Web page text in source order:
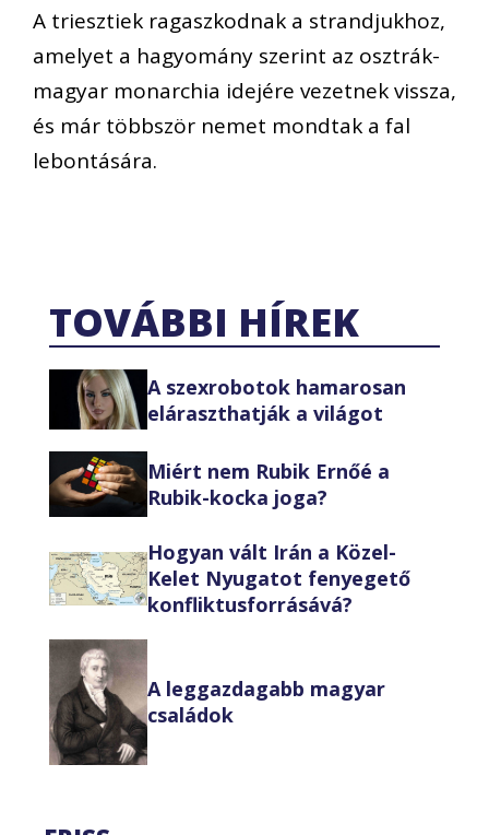
A triesztiek ragaszkodnak a strandjukhoz,
amelyet a hagyomány szerint az osztrák-
magyar monarchia idejére vezetnek vissza,
és már többször nemet mondtak a fal
lebontására.
TOVÁBBI HÍREK
A szexrobotok hamarosan
eláraszthatják a világot
Miért nem Rubik Ernőé a
Rubik-kocka joga?
Hogyan vált Irán a Közel-
Kelet Nyugatot fenyegető
konfliktusforrásává?
A leggazdagabb magyar
családok